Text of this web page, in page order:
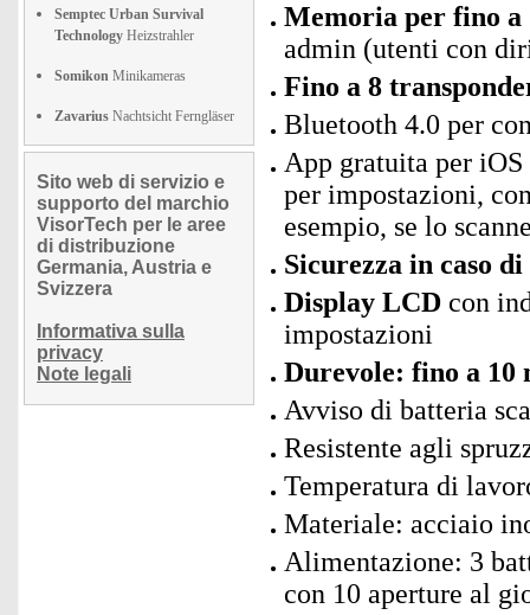
Semptec Urban Survival
Technology Heizstrahler
Somikon Minikameras
Zavarius Nachtsicht Ferngläser
Sito web di servizio e
supporto del marchio
VisorTech per le aree
di distribuzione
Germania, Austria e
Svizzera
Informativa sulla
privacy
Note legali
Memoria per fino
admin (utenti con
Fino a 8
Bluetooth 4.0 per
App gratuita per
per impostazioni,
esempio, se lo
Sicurezza in caso
Display LCD con
impostazioni
Durevole: fino a
Avviso di batteria
Resistente agli
Temperatura di
Materiale: acciaio
Alimentazione: 3
con 10 aperture al